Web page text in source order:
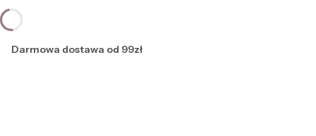
Darmowa dostawa od 99zł